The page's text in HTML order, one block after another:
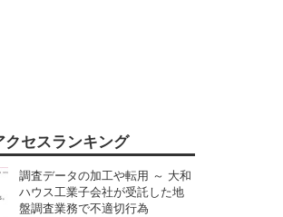
クセスランキング
調査データの加工や転用 ～ 大和
ハウス工業子会社が受託した地
盤調査業務で不適切行為